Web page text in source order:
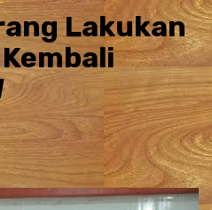
Lakukan